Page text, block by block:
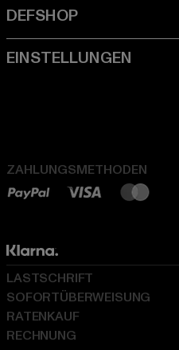
ZAHLUNGSMETHODEN
LASTSCHRIFT
SOFORTÜBERWEISUNG
RATENKAUF
RECHNUNG